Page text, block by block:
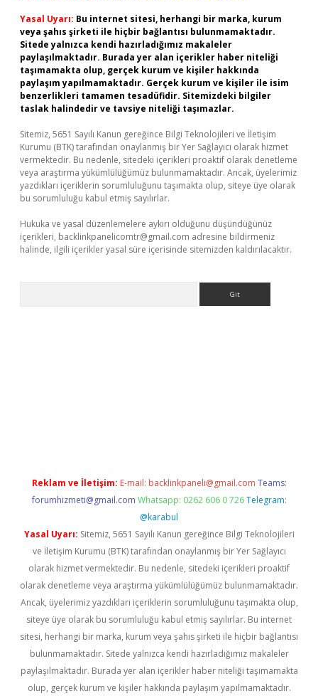
Yasal Uyarı: Bu internet sitesi, herhangi bir marka, kurum
veya şahıs şirketi ile hiçbir bağlantısı bulunmamaktadır.
Sitede yalnızca kendi hazırladığımız makaleler
paylaşılmaktadır. Burada yer alan içerikler haber niteliği
taşımamakta olup, gerçek kurum ve kişiler hakkında
paylaşım yapılmamaktadır. Gerçek kurum ve kişiler ile isim
benzerlikleri tamamen tesadüfidir. Sitemizdeki bilgiler
taslak halindedir ve tavsiye niteliği taşımazlar.
Sitemiz, 5651 Sayılı Kanun gereğince Bilgi Teknolojileri ve İletişim
Kurumu (BTK) tarafından onaylanmış bir Yer Sağlayıcı olarak hizmet
vermektedir. Bu nedenle, sitedeki içerikleri proaktif olarak denetleme
veya araştırma yükümlülüğümüz bulunmamaktadır. Ancak, üyelerimiz
yazdıkları içeriklerin sorumluluğunu taşımakta olup, siteye üye olarak
bu sorumluluğu kabul etmiş sayılırlar.
Hukuka ve yasal düzenlemelere aykırı olduğunu düşündüğünüz
içerikleri, backlinkpanelicomtr@gmail.com adresine bildirmeniz
halinde, ilgili içerikler yasal süre içerisinde sitemizden kaldırılacaktır.
Reklam ve İletişim: E-mail: backlinkpaneli@gmail.com Teams:
forumhizmeti@gmail.com Whatsapp: 0262 606 0 726 Telegram:
@karabul
Yasal Uyarı: Sitemiz, 5651 Sayılı Kanun gereğince Bilgi Teknolojileri
ve İletişim Kurumu (BTK) tarafından onaylanmış bir Yer Sağlayıcı
olarak hizmet vermektedir. Bu nedenle, sitedeki içerikleri proaktif
olarak denetleme veya araştırma yükümlülüğümüz bulunmamaktadır.
Ancak, üyelerimiz yazdıkları içeriklerin sorumluluğunu taşımakta olup,
siteye üye olarak bu sorumluluğu kabul etmiş sayılırlar. Bu internet
sitesi, herhangi bir marka, kurum veya şahıs şirketi ile hiçbir bağlantısı
bulunmamaktadır. Sitede yalnızca kendi hazırladığımız makaleler
paylaşılmaktadır. Burada yer alan içerikler haber niteliği taşımamakta
olup, gerçek kurum ve kişiler hakkında paylaşım yapılmamaktadır.